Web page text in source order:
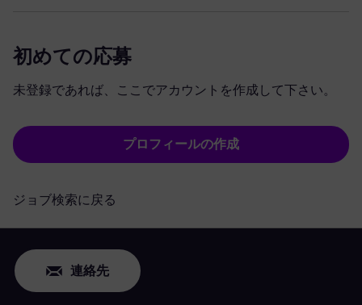
初めての応募
未登録であれば、ここでアカウントを作成して下さい。
プロフィールの作成
ジョブ検索に戻る
連絡先